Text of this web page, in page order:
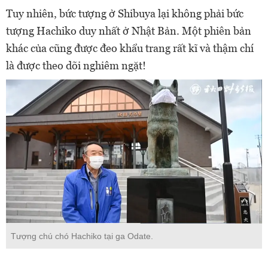
Tuy nhiên, bức tượng ở Shibuya lại không phải bức
tượng Hachiko duy nhất ở Nhật Bản. Một phiên bản
khác của cũng được đeo khẩu trang rất kĩ và thậm chí
là được theo dõi nghiêm ngặt!
Tượng chú chó Hachiko tại ga Odate.